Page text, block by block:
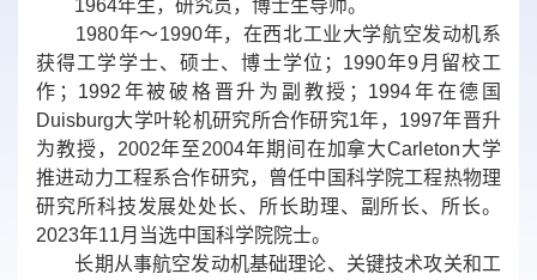
1964年生，研究员，博士生导师。
1980年～1990年，在西北工业大学航空发动机系
获得工学学士、硕士、博士学位；1990年9月留校工
作；1992年被破格晋升为副教授；1994年在德国
Duisburg大学叶轮机研究所合作研究1年，1997年晋升
为教授，2002年至2004年期间在加拿大Carleton大学
推进动力工程系合作研究，曾任中国科学院工程热物理
研究所科技发展处处长、所长助理、副所长、所长。
2023年11月当选中国科学院院士。
长期从事航空发动机基础理论、关键技术攻关和工